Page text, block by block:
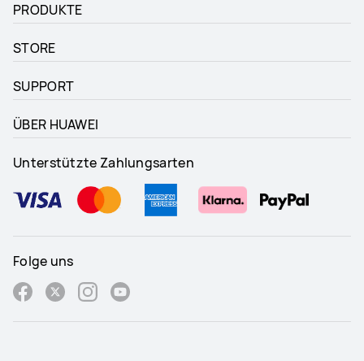
PRODUKTE
STORE
SUPPORT
ÜBER HUAWEI
Unterstützte Zahlungsarten
Folge uns